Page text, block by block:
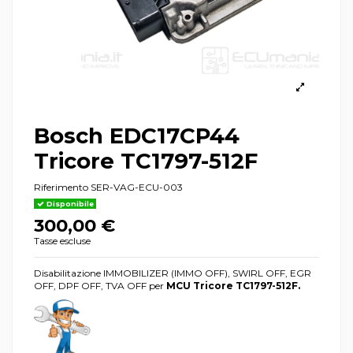
Bosch EDC17CP44
Tricore TC1797-512F
Riferimento SER-VAG-ECU-003
Disponibile
300,00 €
Tasse escluse
Disabilitazione IMMOBILIZER (IMMO OFF), SWIRL OFF, EGR
OFF, DPF OFF, TVA OFF per MCU Tricore TC1797-512F.